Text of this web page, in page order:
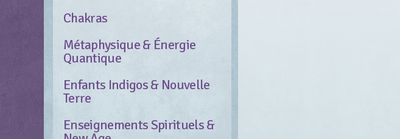
Chakras
Métaphysique & Énergie
Quantique
Enfants Indigos & Nouvelle
Terre
Enseignements Spirituels &